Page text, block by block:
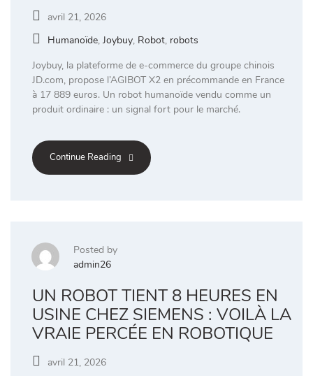
avril 21, 2026
Humanoïde, Joybuy, Robot, robots
Joybuy, la plateforme de e-commerce du groupe chinois
JD.com, propose l’AGIBOT X2 en précommande en France
à 17 889 euros. Un robot humanoïde vendu comme un
produit ordinaire : un signal fort pour le marché.
Continue Reading
Posted by
admin26
UN ROBOT TIENT 8 HEURES EN
USINE CHEZ SIEMENS : VOILÀ LA
VRAIE PERCÉE EN ROBOTIQUE
avril 21, 2026